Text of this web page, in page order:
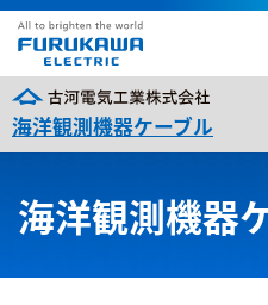
海洋観測機器ケーブル
海洋観測機器ケ
海洋観測機器